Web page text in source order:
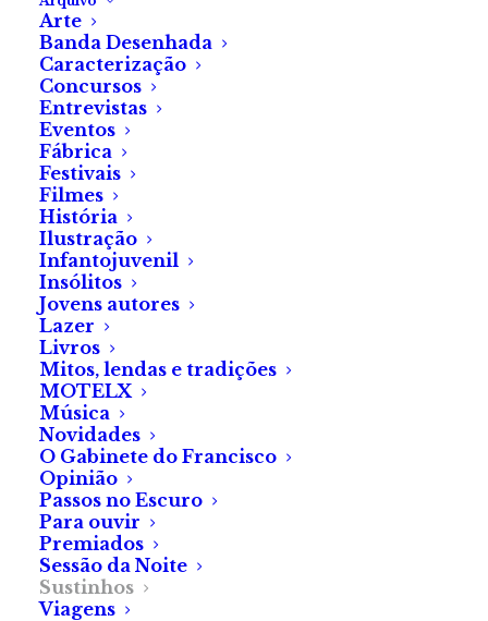
Arte
Banda Desenhada
Caracterização
Concursos
Entrevistas
Eventos
Fábrica
Festivais
Filmes
História
Ilustração
Infantojuvenil
Insólitos
Jovens autores
Lazer
Livros
Mitos, lendas e tradições
MOTELX
Música
Novidades
O Gabinete do Francisco
Opinião
Passos no Escuro
Para ouvir
Premiados
Sessão da Noite
Sustinhos
Viagens
mistérios numa loja
pouco ou nada
aterradora.
Nina, a pequena protagonista
da coleção, sonha em
comprar uma bicicleta, mas
há um grande entrave: a falta
de dinheiro. A única solução
seria arranjar um emprego,
mas quem no seu perfeito
juízo contrataria uma menina
de nove anos? Só mesmo o Sr.
Chanfrado, o dono da
pequena loja de artigos
pouco convencionais.
Recomendado para 7+